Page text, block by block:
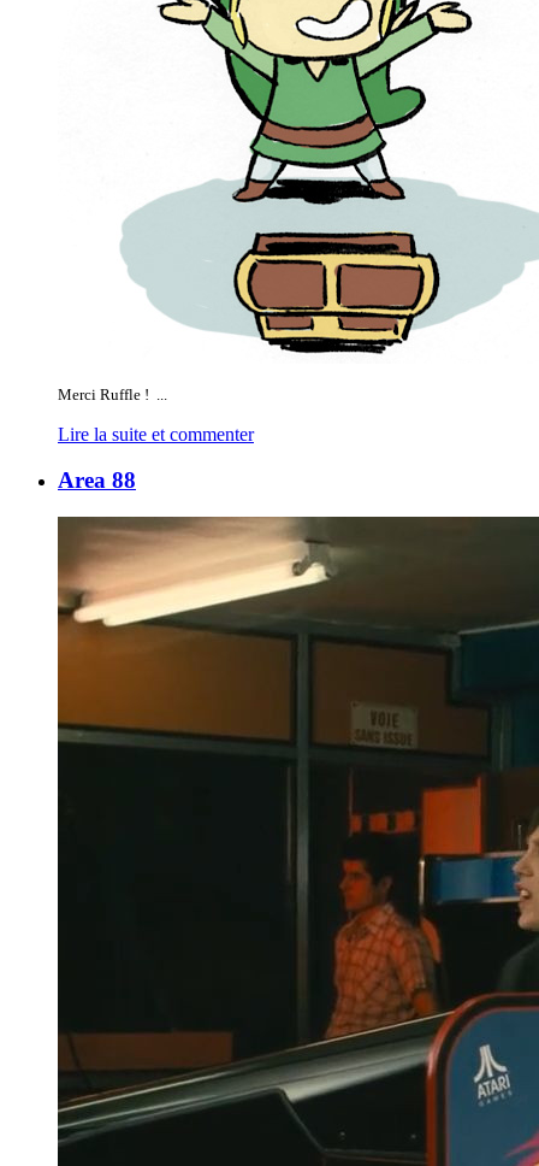
Merci Ruffle ! ...
Lire la suite et commenter
Area 88